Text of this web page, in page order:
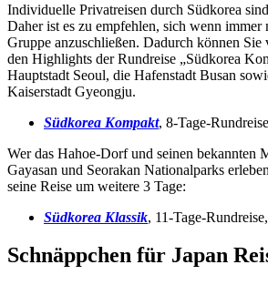
Individuelle Privatreisen durch Südkorea
Daher ist es zu empfehlen, sich wenn
Gruppe anzuschließen. Dadurch können Sie
den Highlights der Rundreise „Südkorea
Hauptstadt Seoul, die Hafenstadt Busan
Kaiserstadt Gyeongju.
Südkorea Kompakt, 8-Tage-
Wer das Hahoe-Dorf und seinen bekannten
Gayasan und Seorakan Nationalparks
seine Reise um weitere 3 Tage:
Südkorea Klassik, 11-Tage-
Schnäppchen für Japan